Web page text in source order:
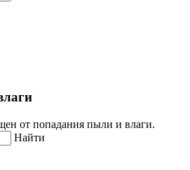
от попадания пыли и влаги.
Найти